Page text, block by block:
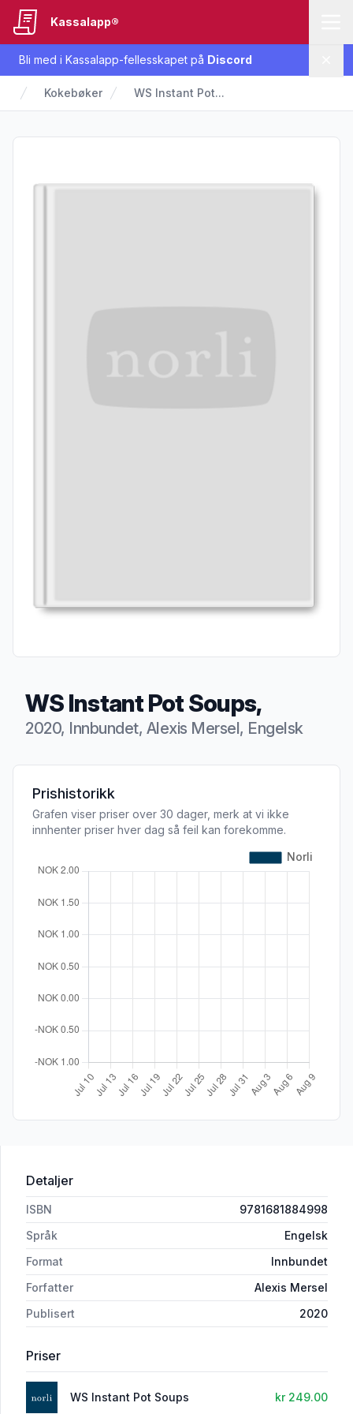
Bli med i Kassalapp-fellesskapet på Discord
Kassalapp®
Kokebøker WS Instant Pot...
WS Instant Pot Soups,
2020, Innbundet, Alexis Mersel, Engelsk
Produktbeskrivelse
Prishistorikk
Grafen viser priser over 30 dager, merk at vi ikke
innhenter priser hver dag så feil kan forekomme.
Detaljer
ISBN
9781681884998
Språk
Engelsk
Format
Innbundet
Forfatter
Alexis Mersel
Publisert
2020
Priser
WS Instant Pot Soups kr 249.00